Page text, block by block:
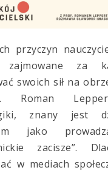
przyczyn
zajmowane za
swoich sił na
Roman
znany jest
jako
zacisze”.
w mediach